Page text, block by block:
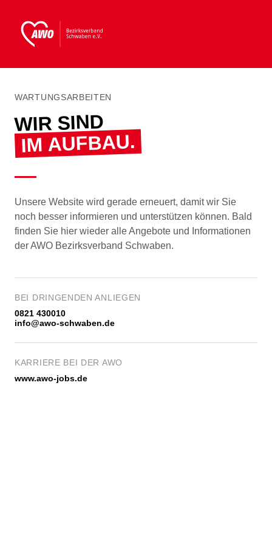
WARTUNGSARBEITEN
WIR SIND
IM AUFBAU.
Unsere Website wird gerade erneuert, damit wir Sie
noch besser informieren und unterstützen können. Bald
finden Sie hier wieder alle Angebote und Informationen
der AWO Bezirksverband Schwaben.
BEI DRINGENDEN ANLIEGEN
0821 430010
info@awo-schwaben.de
KARRIERE BEI DER AWO
www.awo-jobs.de